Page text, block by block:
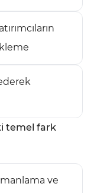
temel fark
ve